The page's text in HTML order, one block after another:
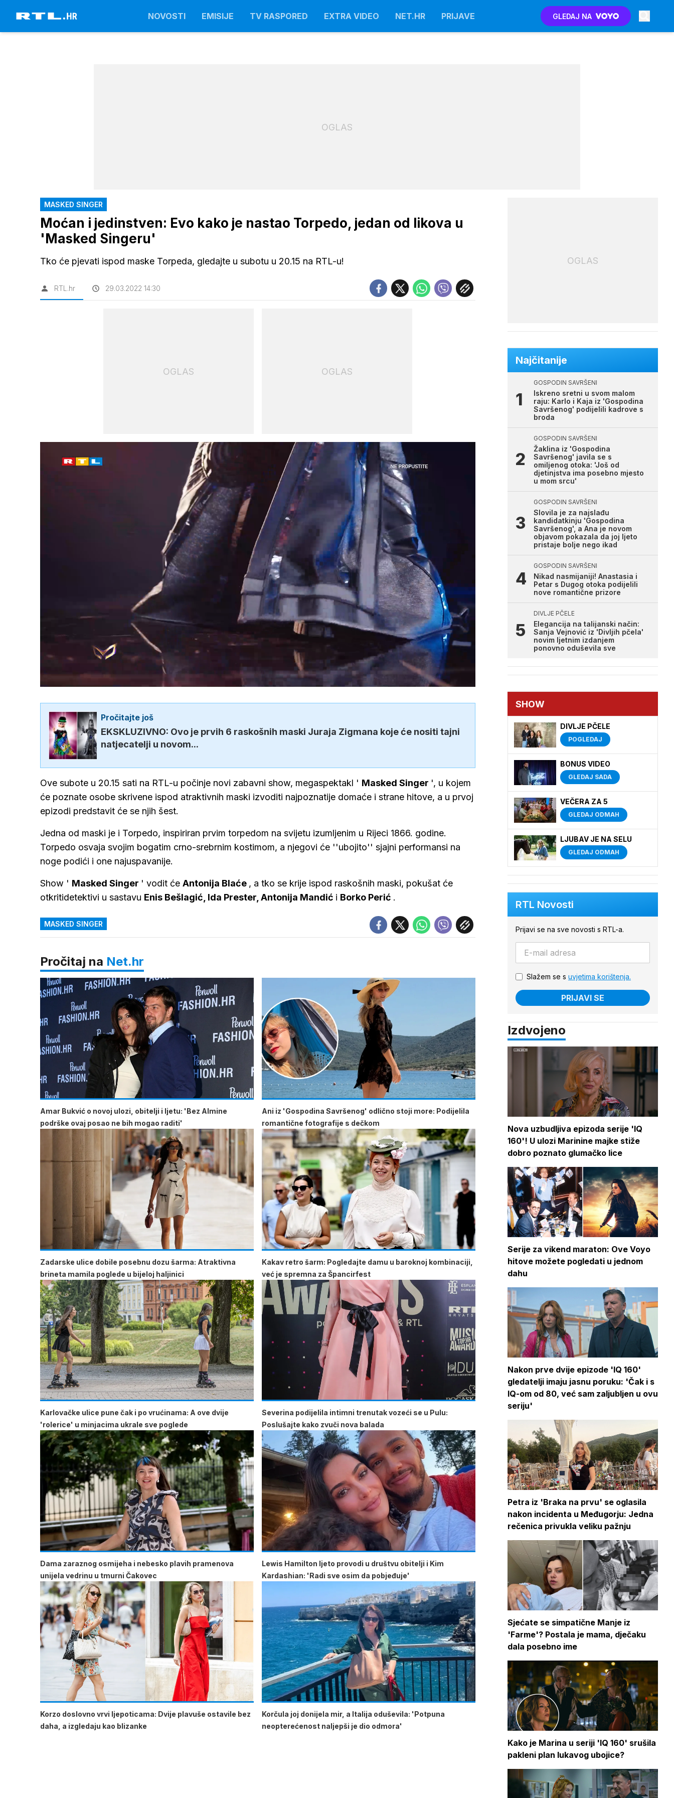
NOVOSTI EMISIJE TV RASPORED EXTRA VIDEO NET.HR PRIJAVE GLEDAJ NA
OGLAS
MASKED SINGER
Moćan i jedinstven: Evo kako je nastao Torpedo, jedan od likova u
'Masked Singeru'
Tko će pjevati ispod maske Torpeda, gledajte u subotu u 20.15 na RTL-u!
RTL.hr 29.03.2022 14:30
OGLAS OGLAS
zvuk
100.00%
Pročitajte još
EKSKLUZIVNO: Ovo je prvih 6 raskošnih maski Juraja Zigmana koje će nositi tajni
natjecatelji u novom...
Ove subote u 20.15 sati na RTL-u počinje novi zabavni show, megaspektakl ' Masked Singer ', u kojem
će poznate osobe skrivene ispod atraktivnih maski izvoditi najpoznatije domaće i strane hitove, a u prvoj
epizodi predstavit će se njih šest.
Jedna od maski je i Torpedo, inspiriran prvim torpedom na svijetu izumljenim u Rijeci 1866. godine.
Torpedo osvaja svojim bogatim crno-srebrnim kostimom, a njegovi će ''ubojito'' sjajni performansi na
noge podići i one najuspavanije.
Show ' Masked Singer ' vodit će Antonija Blaće , a tko se krije ispod raskošnih maski, pokušat će
otkritidetektivi u sastavu Enis Bešlagić, Ida Prester, Antonija Mandić i Borko Perić .
MASKED SINGER
Pročitaj na Net.hr
Amar Bukvić o novoj ulozi, obitelji i ljetu: 'Bez Almine
podrške ovaj posao ne bih mogao raditi'
Ani iz 'Gospodina Savršenog' odlično stoji more: Podijelila
romantične fotografije s dečkom
Zadarske ulice dobile posebnu dozu šarma: Atraktivna
brineta mamila poglede u bijeloj haljinici
Kakav retro šarm: Pogledajte damu u baroknoj kombinaciji,
već je spremna za Špancirfest
Karlovačke ulice pune čak i po vrućinama: A ove dvije
'rolerice' u minjacima ukrale sve poglede
Severina podijelila intimni trenutak vozeći se u Pulu:
Poslušajte kako zvuči nova balada
Dama zaraznog osmijeha i nebesko plavih pramenova
unijela vedrinu u tmurni Čakovec
Lewis Hamilton ljeto provodi u društvu obitelji i Kim
Kardashian: 'Radi sve osim da pobjeđuje'
Korzo doslovno vrvi ljepoticama: Dvije plavuše ostavile bez
daha, a izgledaju kao blizanke
Korčula joj donijela mir, a Italija oduševila: 'Potpuna
neopterećenost naljepši je dio odmora'
OGLAS
Najčitanije
GOSPODIN SAVRŠENI
Iskreno sretni u svom malom
raju: Karlo i Kaja iz 'Gospodina
Savršenog' podijelili kadrove s
broda
GOSPODIN SAVRŠENI
Žaklina iz 'Gospodina
Savršenog' javila se s
omiljenog otoka: 'Još od
djetinjstva ima posebno mjesto
u mom srcu'
GOSPODIN SAVRŠENI
Slovila je za najslađu
kandidatkinju 'Gospodina
Savršenog', a Ana je novom
objavom pokazala da joj ljeto
pristaje bolje nego ikad
GOSPODIN SAVRŠENI
Nikad nasmijaniji! Anastasia i
Petar s Dugog otoka podijelili
nove romantične prizore
DIVLJE PČELE
Elegancija na talijanski način:
Sanja Vejnović iz 'Divljih pčela'
novim ljetnim izdanjem
ponovno oduševila sve
SHOW
DIVLJE PČELE
POGLEDAJ
BONUS VIDEO
GLEDAJ SADA
VEČERA ZA 5
GLEDAJ ODMAH
LJUBAV JE NA SELU
GLEDAJ ODMAH
RTL Novosti
Prijavi se na sve novosti s RTL-a.
Slažem se s uvjetima korištenja.
PRIJAVI SE
Izdvojeno
Nova uzbudljiva epizoda serije 'IQ
160'! U ulozi Marinine majke stiže
dobro poznato glumačko lice
Serije za vikend maraton: Ove Voyo
hitove možete pogledati u jednom
dahu
Nakon prve dvije epizode 'IQ 160'
gledatelji imaju jasnu poruku: 'Čak i s
IQ-om od 80, već sam zaljubljen u ovu
seriju'
Petra iz 'Braka na prvu' se oglasila
nakon incidenta u Međugorju: Jedna
rečenica privukla veliku pažnju
Sjećate se simpatične Manje iz
'Farme'? Postala je mama, dječaku
dala posebno ime
Kako je Marina u seriji 'IQ 160' srušila
pakleni plan lukavog ubojice?